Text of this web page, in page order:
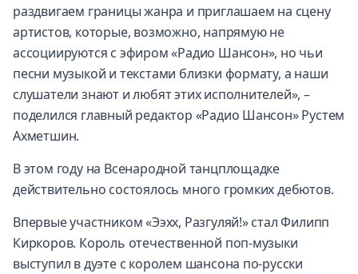
раздвигаем границы жанра и приглашаем на сцену
артистов, которые, возможно, напрямую не
ассоциируются с эфиром «Радио Шансон», но чьи
песни музыкой и текстами близки формату, а наши
слушатели знают и любят этих исполнителей», –
поделился главный редактор «Радио Шансон» Рустем
Ахметшин.
В этом году на Всенародной танцплощадке
действительно состоялось много громких дебютов.
Впервые участником «Ээхх, Разгуляй!» стал Филипп
Киркоров. Король отечественной поп-музыки
выступил в дуэте с королем шансона по-русски